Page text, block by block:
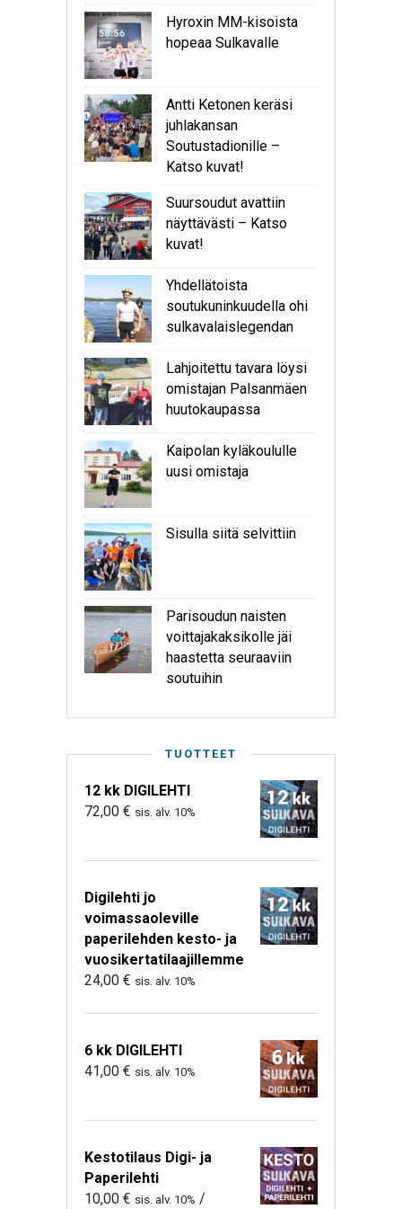
Hyroxin MM-kisoista
hopeaa Sulkavalle
Antti Ketonen keräsi
juhlakansan
Soutustadionille –
Katso kuvat!
Suursoudut avattiin
näyttävästi – Katso
kuvat!
Yhdellätoista
soutukuninkuudella ohi
sulkavalaislegendan
Lahjoitettu tavara löysi
omistajan Palsanmäen
huutokaupassa
Kaipolan kyläkoululle
uusi omistaja
Sisulla siitä selvittiin
Parisoudun naisten
voittajakaksikolle jäi
haastetta seuraaviin
soutuihin
TUOTTEET
12 kk DIGILEHTI
72,00 € sis. alv. 10%
Digilehti jo
voimassaoleville
paperilehden kesto- ja
vuosikertatilaajillemme
24,00 € sis. alv. 10%
6 kk DIGILEHTI
41,00 € sis. alv. 10%
Kestotilaus Digi- ja
Paperilehti
10,00 € sis. alv. 10% /